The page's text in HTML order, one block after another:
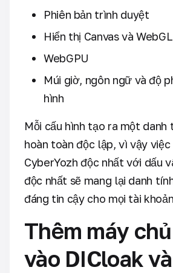
Phiên bản trình duyệt
Hiển thị Canvas và WebGL
WebGPU
Múi giờ, ngôn ngữ và độ
hình
Mỗi cấu hình tạo ra một danh
hoàn toàn độc lập, vì vậy
CyberYozh độc nhất với dấu
độc nhất sẽ mang lại danh
đáng tin cậy cho mọi tài
Thêm máy
vào DICloak